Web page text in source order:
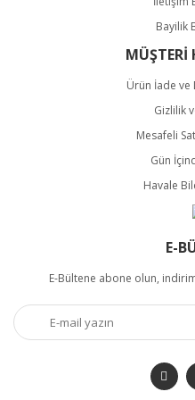
Bayilik
MÜŞTERİ
Ürün İade ve
Gizlilik
Mesafeli
Gün
Havale
E-
E-Bültene abone olun,